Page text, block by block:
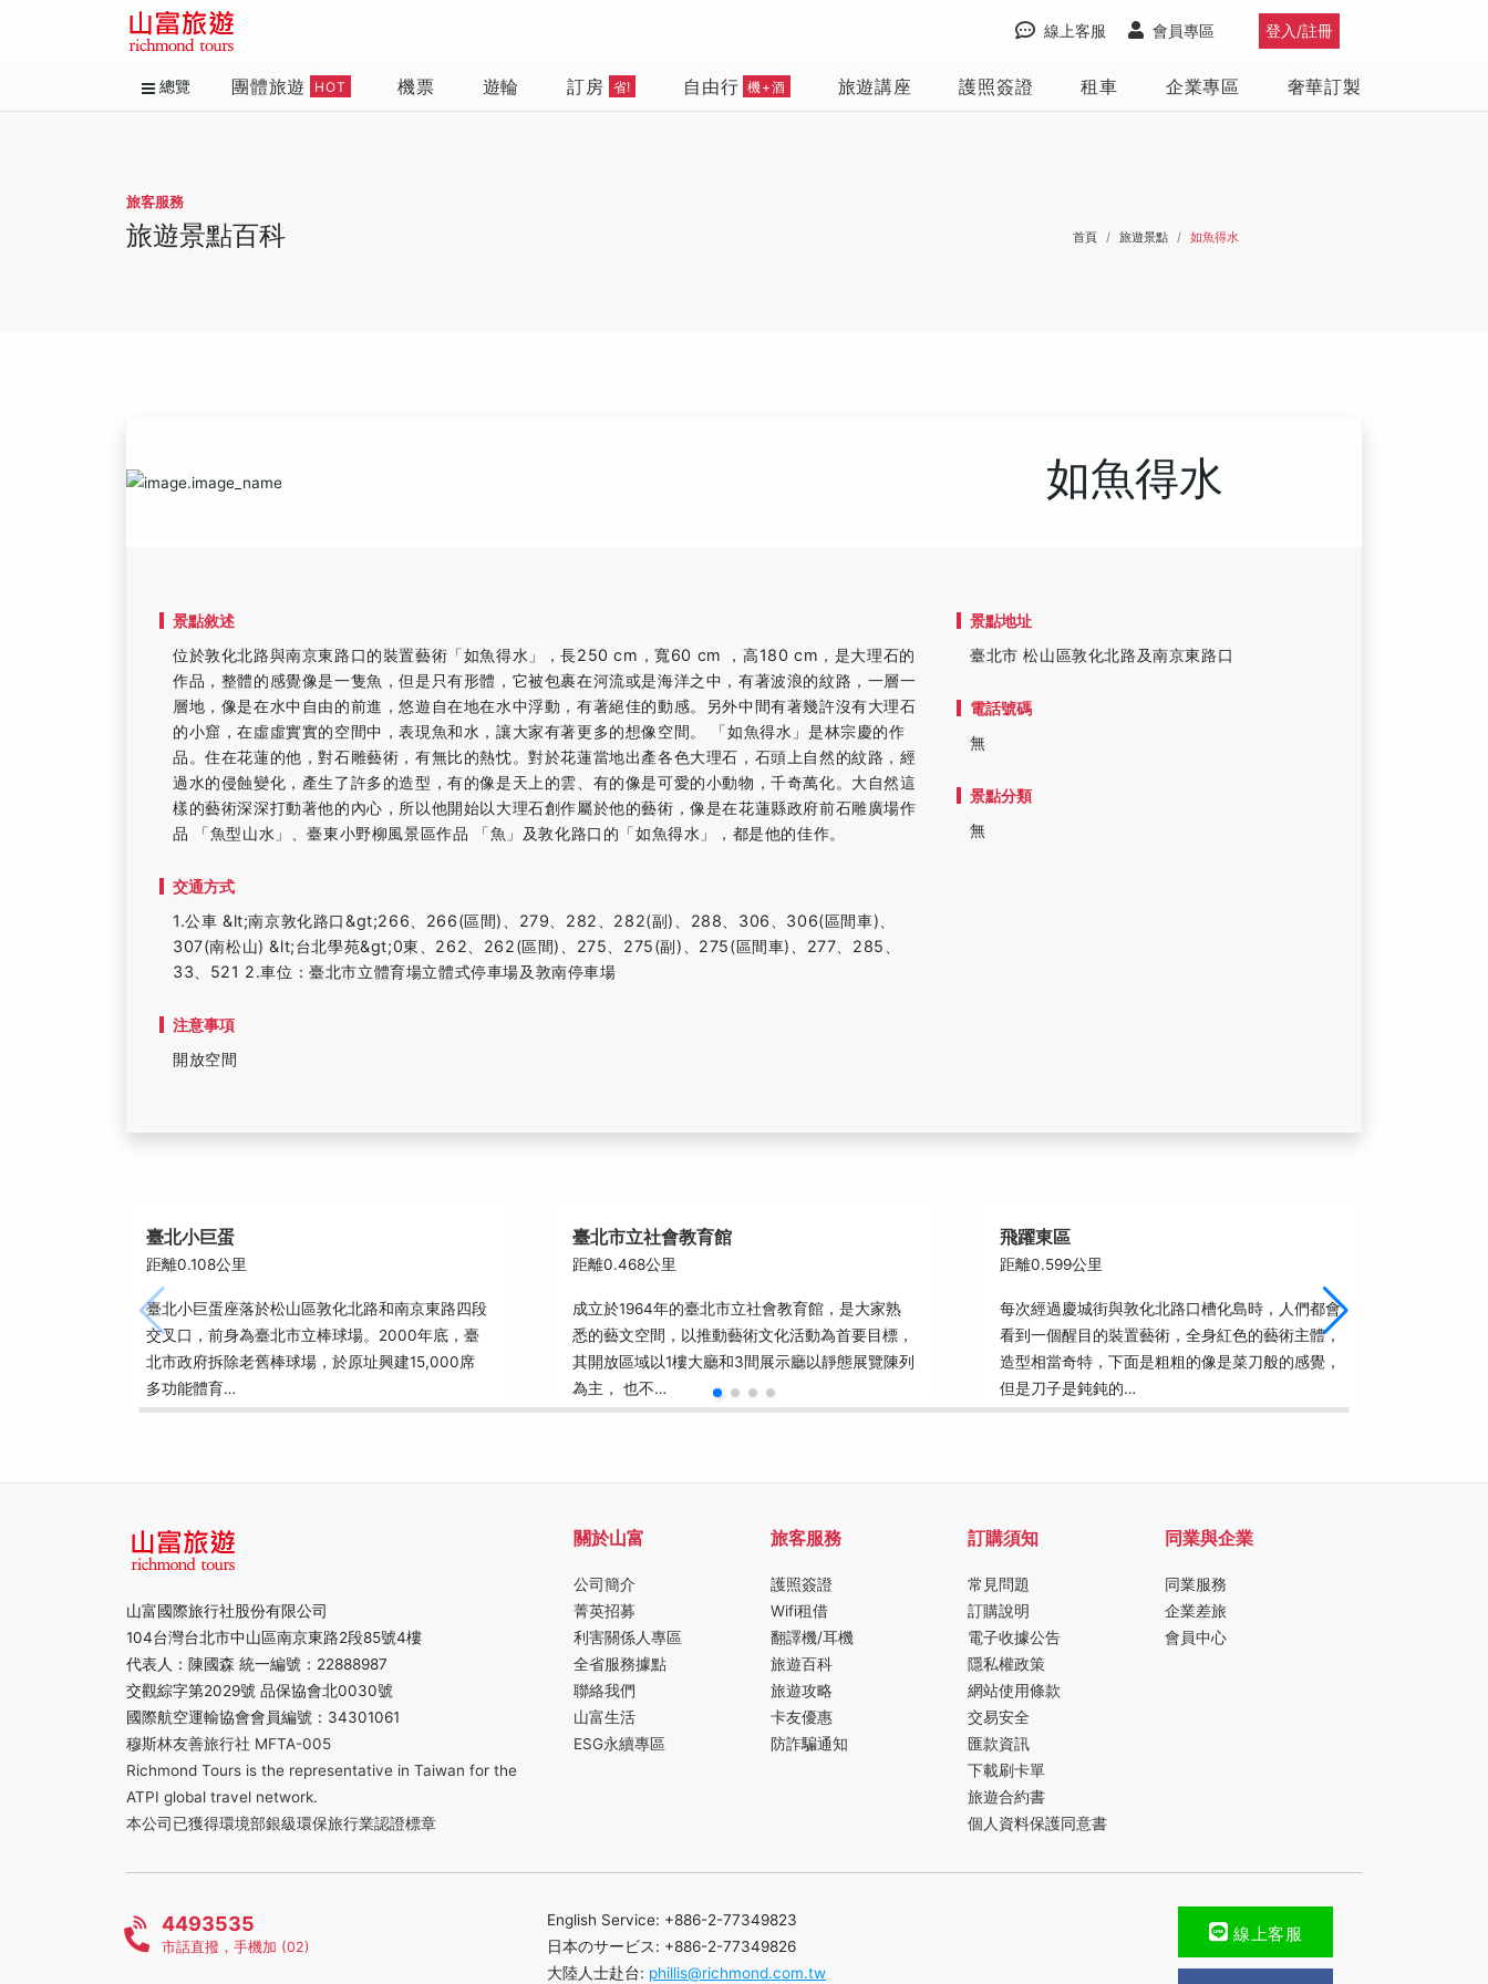
登入/註冊
會員專區
線上客服
總覽 團體旅遊 HOT 機票 遊輪 訂房 省! 自由行 機+酒 旅遊講座 護照簽證 租車 企業專區 奢華訂製
旅客服務
旅遊景點百科 首頁 旅遊景點 如魚得水
如魚得水
景點敘述
位於敦化北路與南京東路口的裝置藝術「如魚得水」，長250 cm，寬60 cm ，高180 cm，是大理石的
作品，整體的感覺像是一隻魚，但是只有形體，它被包裹在河流或是海洋之中，有著波浪的紋路，一層一
層地，像是在水中自由的前進，悠遊自在地在水中浮動，有著絕佳的動感。另外中間有著幾許沒有大理石
的小窟，在虛虛實實的空間中，表現魚和水，讓大家有著更多的想像空間。 「如魚得水」是林宗慶的作
品。住在花蓮的他，對石雕藝術，有無比的熱忱。對於花蓮當地出產各色大理石，石頭上自然的紋路，經
過水的侵蝕變化，產生了許多的造型，有的像是天上的雲、有的像是可愛的小動物，千奇萬化。大自然這
樣的藝術深深打動著他的內心，所以他開始以大理石創作屬於他的藝術，像是在花蓮縣政府前石雕廣場作
品 「魚型山水」、臺東小野柳風景區作品 「魚」及敦化路口的「如魚得水」，都是他的佳作。
交通方式
1.公車 &lt;南京敦化路口&gt;266、266(區間)、279、282、282(副)、288、306、306(區間車)、
307(南松山) &lt;台北學苑&gt;0東、262、262(區間)、275、275(副)、275(區間車)、277、285、
33、521 2.車位：臺北市立體育場立體式停車場及敦南停車場
注意事項
開放空間
景點地址
臺北市 松山區敦化北路及南京東路口
電話號碼
無
景點分類
無
臺北小巨蛋
距離0.108公里
臺北小巨蛋座落於松山區敦化北路和南京東路四段
交叉口，前身為臺北市立棒球場。2000年底，臺
北市政府拆除老舊棒球場，於原址興建15,000席
多功能體育…
臺北市立社會教育館
距離0.468公里
成立於1964年的臺北市立社會教育館，是大家熟
悉的藝文空間，以推動藝術文化活動為首要目標，
其開放區域以1樓大廳和3間展示廳以靜態展覽陳列
為主， 也不…
飛躍東區
距離0.599公里
每次經過慶城街與敦化北路口槽化島時，人們都會
看到一個醒目的裝置藝術，全身紅色的藝術主體，
造型相當奇特，下面是粗粗的像是菜刀般的感覺，
但是刀子是鈍鈍的…
山富國際旅行社股份有限公司
104台灣台北市中山區南京東路2段85號4樓
代表人：陳國森 統一編號：22888987
交觀綜字第2029號 品保協會北0030號
國際航空運輸協會會員編號：34301061
穆斯林友善旅行社 MFTA-005
Richmond Tours is the representative in Taiwan for the
ATPI global travel network.
本公司已獲得環境部銀級環保旅行業認證標章
關於山富
公司簡介
菁英招募
利害關係人專區
全省服務據點
聯絡我們
山富生活
ESG永續專區
旅客服務
護照簽證
Wifi租借
翻譯機/耳機
旅遊百科
旅遊攻略
卡友優惠
防詐騙通知
訂購須知
常見問題
訂購說明
電子收據公告
隱私權政策
網站使用條款
交易安全
匯款資訊
下載刷卡單
旅遊合約書
個人資料保護同意書
同業與企業
同業服務
企業差旅
會員中心
4493535
市話直撥，手機加 (02)
English Service: +886-2-77349823
日本のサービス: +886-2-77349826
大陸人士赴台: phillis@richmond.com.tw
線上客服